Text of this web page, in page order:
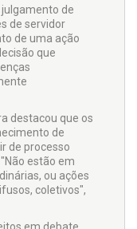
julgamento de
de servidor
de uma ação
que
destacou que os
de
de processo
estão em
ou ações
coletivos",